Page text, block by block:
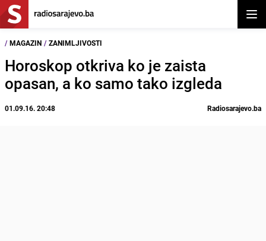
/ MAGAZIN / ZANIMLJIVOSTI
Horoskop otkriva ko je zaista
opasan, a ko samo tako izgleda
01.09.16. 20:48 Radiosarajevo.ba